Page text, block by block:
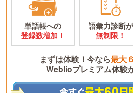
単語帳への
登録数増加！
語彙力診断が
無制限！
まずは体験！今なら最大
Weblioプレミアム体験